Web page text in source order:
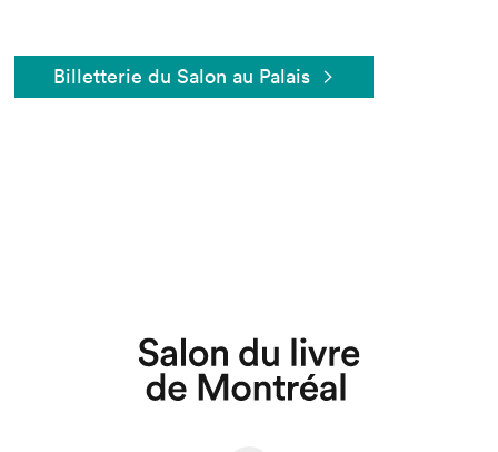
Billetterie du Salon au Palais